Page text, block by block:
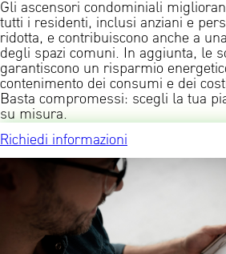
Gli ascensori condominiali
tutti i residenti, inclusi anziani e
ridotta, e contribuiscono anche a
degli spazi comuni. In aggiunta, le
garantiscono un risparmio
contenimento dei consumi e dei
Basta compromessi: scegli la tua
su misura.
Richiedi informazioni